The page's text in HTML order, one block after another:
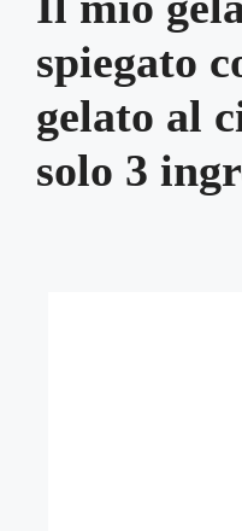
spiegato
gelato al
solo 3